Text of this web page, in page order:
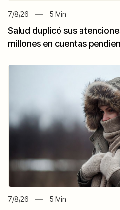
7/8/26 5 Min
Salud duplicó sus
millones en cuentas
7/8/26 5 Min